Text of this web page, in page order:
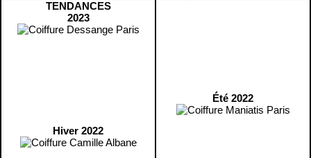
TENDANCES
2023
Hiver 2022
Été 2022